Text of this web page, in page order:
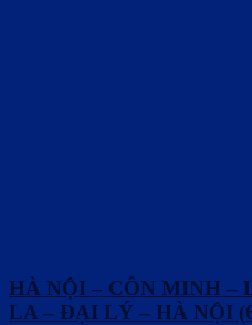
HÀ NỘI – CÔN MINH –
LA – ĐẠI LÝ – HÀ NỘI